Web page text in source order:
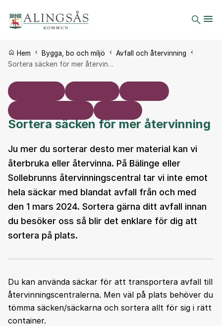
Du är här:
Hem Bygga, bo och miljö
Avfall och återvinning
Sortera säcken för mer återvin…
Sortera säcken för mer återvinning
Ju mer du sorterar desto mer material kan vi
återbruka eller återvinna. På Bälinge eller
Sollebrunns återvinnings­central tar vi inte emot
hela säckar med blandat avfall från och med
den 1 mars 2024. Sortera gärna ditt avfall innan
du besöker oss så blir det enklare för dig att
sortera på plats.
Du kan använda säckar för att transportera avfall till
återvinningscentralerna. Men väl på plats behöver du
tömma säcken/säckarna och sortera allt för sig i rätt
container.